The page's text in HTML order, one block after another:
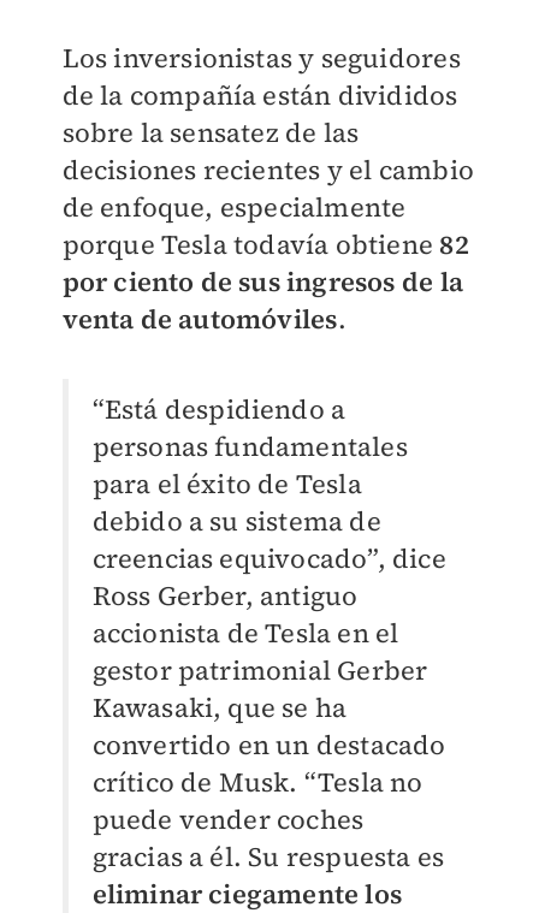
Los inversionistas y seguidores
de la compañía están divididos
sobre la sensatez de las
decisiones recientes y el cambio
de enfoque, especialmente
porque Tesla todavía obtiene 82
por ciento de sus ingresos de la
venta de automóviles.
“Está despidiendo a
personas fundamentales
para el éxito de Tesla
debido a su sistema de
creencias equivocado”, dice
Ross Gerber, antiguo
accionista de Tesla en el
gestor patrimonial Gerber
Kawasaki, que se ha
convertido en un destacado
crítico de Musk. “Tesla no
puede vender coches
gracias a él. Su respuesta es
eliminar ciegamente los